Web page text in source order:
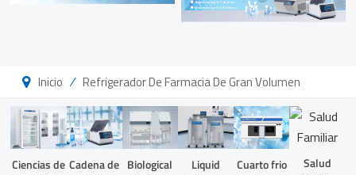
Inicio / Refrigerador De Farmacia De Gran Volumen
Ciencias de Cadena de Biological
Liquid
Cuarto frio
Salud